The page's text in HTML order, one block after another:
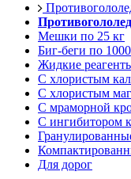
Мешки по 25 кг
Биг-беги по
Жидкие
С хлористым
С хлористым
С мраморной
С ингибитором
Для дорог